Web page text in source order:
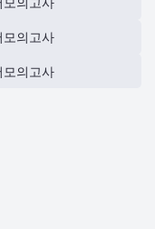
의고사
의고사